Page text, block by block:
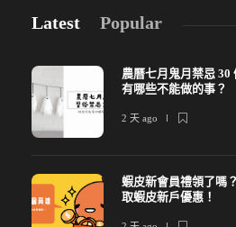
Latest Popular
農曆七月鬼月禁忌 30
有哪些不能做的事？
2 天 ago
蝦皮新會員禮領了嗎
取蝦皮新戶優惠！